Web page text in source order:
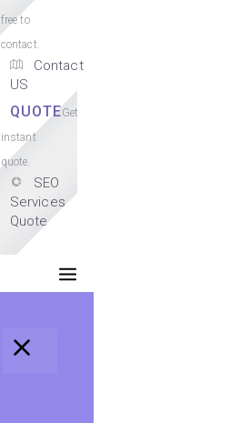
free to
contact.
Contact
US
QUOTEGet
instant
quote.
SEO
Services
Quote